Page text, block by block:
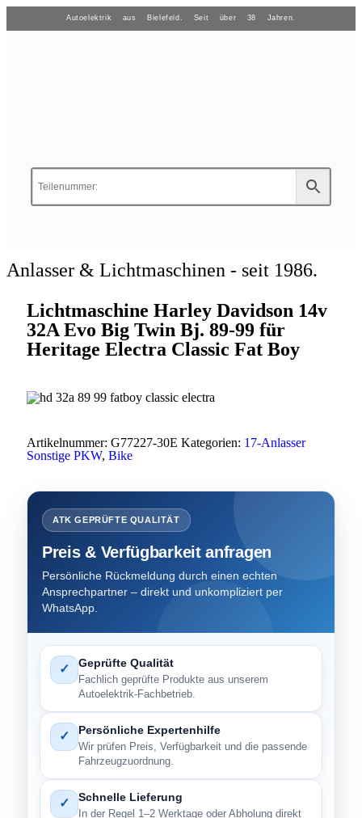
Autoelektrik aus Bielefeld. Seit über 38 Jahren.
Anlasser & Lichtmaschinen - seit 1986.
Lichtmaschine Harley Davidson 14v
32A Evo Big Twin Bj. 89-99 für
Heritage Electra Classic Fat Boy
Artikelnummer: G77227-30E Kategorien: 17-Anlasser
Sonstige PKW, Bike
ATK GEPRÜFTE QUALITÄT
Preis & Verfügbarkeit anfragen
Persönliche Rückmeldung durch einen echten
Ansprechpartner – direkt und unkompliziert per
WhatsApp.
✓ Geprüfte Qualität
Fachlich geprüfte Produkte aus unserem
Autoelektrik-Fachbetrieb.
✓ Persönliche Expertenhilfe
Wir prüfen Preis, Verfügbarkeit und die passende
Fahrzeugzuordnung.
✓ Schnelle Lieferung
In der Regel 1–2 Werktage oder Abholung direkt